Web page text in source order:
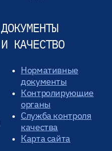
ДОКУМЕНТЫ
И КАЧЕСТВО
Нормативные
документы
Контролирующие
органы
Служба контроля
качества
Карта сайта